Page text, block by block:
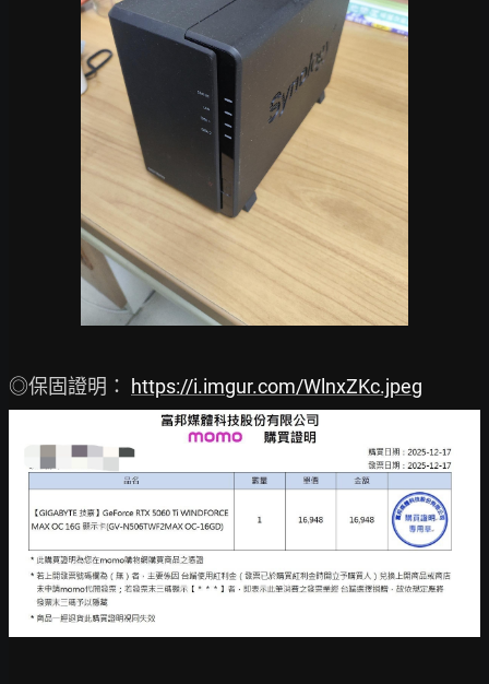
◎保固證明： https://i.imgur.com/WlnxZKc.jpeg